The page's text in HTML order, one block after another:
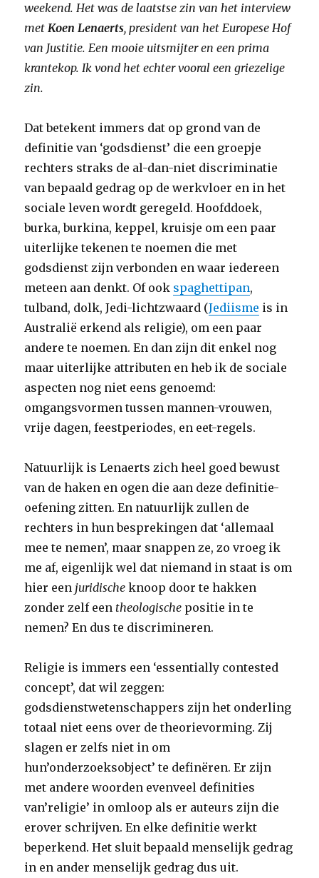
weekend. Het was de laatstse zin van het interview
metKoen Lenaerts, president van het Europese Hof
van Justitie. Een mooie uitsmijter en een prima
krantekop. Ik vond het echter vooral een griezelige
zin.
Dat betekent immers dat op grond van de
definitie van ‘godsdienst’ die een groepje
rechters straks de al-dan-niet discriminatie
van bepaald gedrag op de werkvloer en in het
sociale leven wordt geregeld. Hoofddoek,
burka, burkina, keppel, kruisje om een paar
uiterlijke tekenen te noemen die met
godsdienst zijn verbonden en waar iedereen
meteen aan denkt. Of ook spaghettipan,
tulband, dolk, Jedi-lichtzwaard (Jediisme is in
Australië erkend als religie), om een paar
andere te noemen. En dan zijn dit enkel nog
maar uiterlijke attributen en heb ik de sociale
aspecten nog niet eens genoemd:
omgangsvormen tussen mannen-vrouwen,
vrije dagen, feestperiodes, en eet-regels.
Natuurlijk is Lenaerts zich heel goed bewust
van de haken en ogen die aan deze definitie-
oefening zitten. En natuurlijk zullen de
rechters in hun besprekingen dat ‘allemaal
mee te nemen’, maar snappen ze, zo vroeg ik
me af, eigenlijk wel dat niemand in staat is om
hier een juridischeknoop door te hakken
zonder zelf een theologische positie in te
nemen? En dus te discrimineren.
Religie is immers een ‘essentially contested
concept’, dat wil zeggen:
godsdienstwetenschappers zijn het onderling
totaal niet eens over de theorievorming. Zij
slagen er zelfs niet in om
hun’onderzoeksobject’ te definëren. Er zijn
met andere woorden evenveel definities
van’religie’ in omloop als er auteurs zijn die
erover schrijven. En elke definitie werkt
beperkend. Het sluit bepaald menselijk gedrag
in en ander menselijk gedrag dus uit.